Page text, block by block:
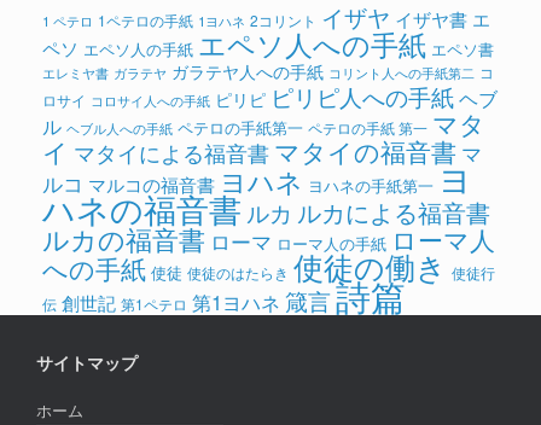
1 ペテロ 1ペテロの手紙 1ヨハネ 2コリント イザヤ イザヤ書 エ
ペソ エペソ人の手紙 エペソ人への手紙 エペソ書
エレミヤ書 ガラテヤ ガラテヤ人への手紙 コリント人への手紙第二 コ
ロサイ コロサイ人への手紙 ピリピ ピリピ人への手紙ヘブ
ル ヘブル人への手紙 ペテロの手紙第一 ペテロの手紙 第一 マタ
イ マタイによる福音書 マタイの福音書 マ
ルコ マルコの福音書 ヨハネ ヨハネの手紙第一 ヨ
ハネの福音書 ルカ ルカによる福音書
ルカの福音書 ローマ ローマ人の手紙 ローマ人
への手紙 使徒 使徒のはたらき 使徒の働き 使徒行
伝 創世記 第1ペテロ 第1ヨハネ 箴言詩篇
サイトマップ
ホーム